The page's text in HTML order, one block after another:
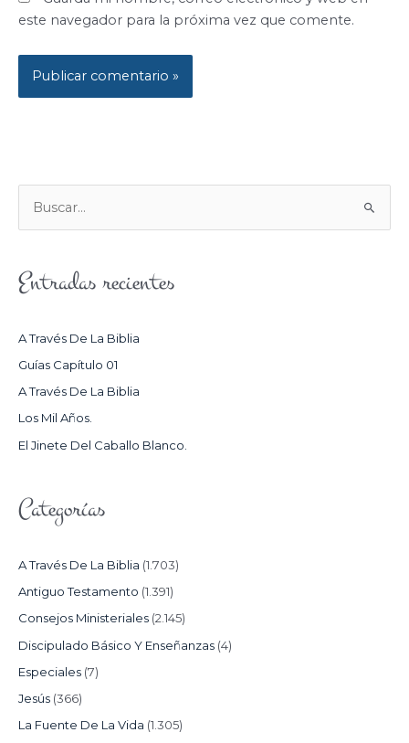
este navegador para la próxima vez que comente.
U
C
R
:
Entradas recientes
A Través De La Biblia
Guías Capítulo 01
A Través De La Biblia
Los Mil Años.
El Jinete Del Caballo Blanco.
Categorías
A Través De La Biblia (1.703)
Antiguo Testamento (1.391)
Consejos Ministeriales (2.145)
Discipulado Básico Y Enseñanzas (4)
Especiales (7)
Jesús (366)
La Fuente De La Vida (1.305)